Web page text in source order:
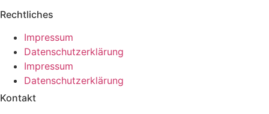
Rechtliches
Impressum
Datenschutzerklärung
Impressum
Datenschutzerklärung
Kontakt